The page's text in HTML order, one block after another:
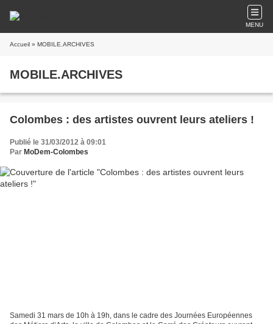
MENU
Accueil » MOBILE.ARCHIVES
MOBILE.ARCHIVES
Colombes : des artistes ouvrent leurs ateliers !
Publié le 31/03/2012 à 09:01
Par MoDem-Colombes
Samedi 31 mars de 10h à 19h, dans le cadre des Journées Européennes